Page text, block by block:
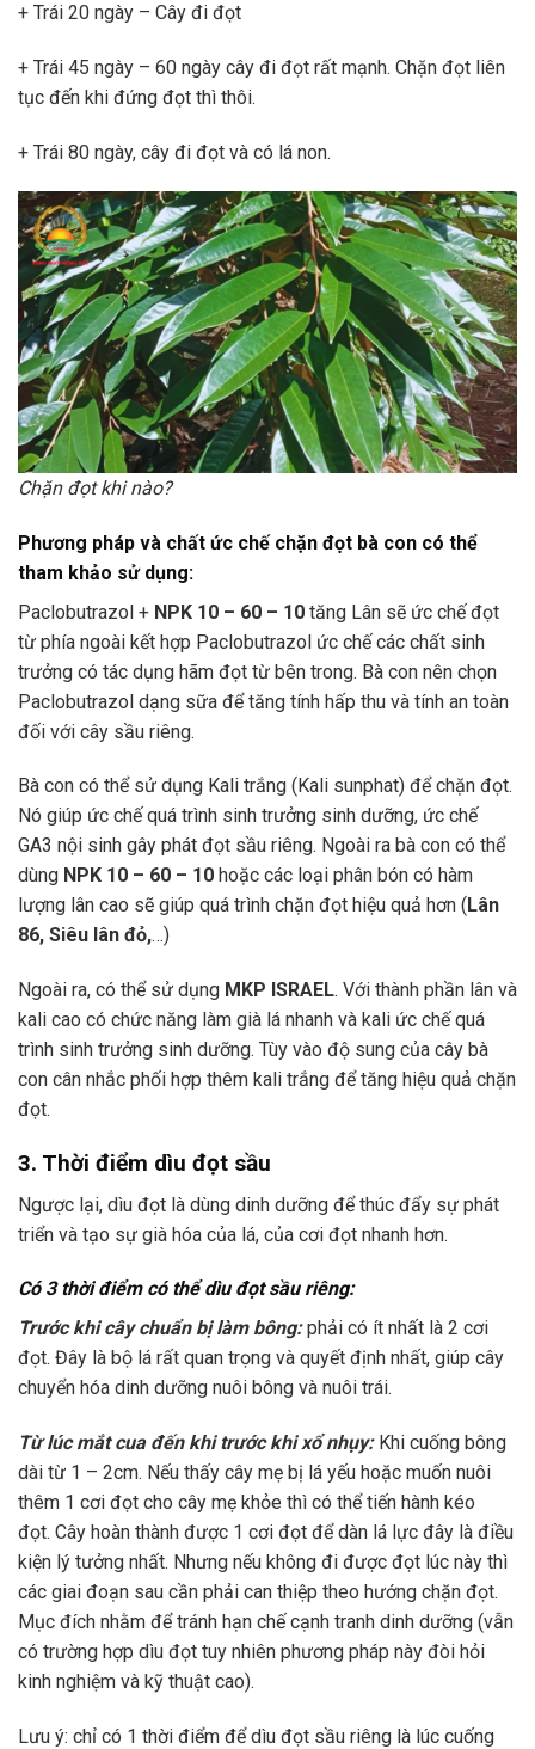
+ Trái 20 ngày – Cây đi đọt
+ Trái 45 ngày – 60 ngày cây đi đọt rất mạnh. Chặn đọt liên
tục đến khi đứng đọt thì thôi.
+ Trái 80 ngày, cây đi đọt và có lá non.
Chặn đọt khi nào?
Phương pháp và chất ức chế chặn đọt bà con có thể
tham khảo sử dụng:
Paclobutrazol + NPK 10 – 60 – 10 tăng Lân sẽ ức chế đọt
từ phía ngoài kết hợp Paclobutrazol ức chế các chất sinh
trưởng có tác dụng hãm đọt từ bên trong. Bà con nên chọn
Paclobutrazol dạng sữa để tăng tính hấp thu và tính an toàn
đối với cây sầu riêng.
Bà con có thể sử dụng Kali trắng (Kali sunphat) để chặn đọt.
Nó giúp ức chế quá trình sinh trưởng sinh dưỡng, ức chế
GA3 nội sinh gây phát đọt sầu riêng. Ngoài ra bà con có thể
dùng NPK 10 – 60 – 10 hoặc các loại phân bón có hàm
lượng lân cao sẽ giúp quá trình chặn đọt hiệu quả hơn ( Lân
86, Siêu lân đỏ,…)
Ngoài ra, có thể sử dụng MKP ISRAEL. Với thành phần lân và
kali cao có chức năng làm già lá nhanh và kali ức chế quá
trình sinh trưởng sinh dưỡng. Tùy vào độ sung của cây bà
con cân nhắc phối hợp thêm kali trắng để tăng hiệu quả chặn
đọt.
3. Thời điểm dìu đọt sầu
Ngược lại, dìu đọt là dùng dinh dưỡng để thúc đẩy sự phát
triển và tạo sự già hóa của lá, của cơi đọt nhanh hơn.
Có 3 thời điểm có thể dìu đọt sầu riêng:
Trước khi cây chuẩn bị làm bông:phải có ít nhất là 2 cơi
đọt. Đây là bộ lá rất quan trọng và quyết định nhất, giúp cây
chuyển hóa dinh dưỡng nuôi bông và nuôi trái.
Từ lúc mắt cua đến khi trước khi xổ nhụy:Khi cuống bông
dài từ 1 – 2cm. Nếu thấy cây mẹ bị lá yếu hoặc muốn nuôi
thêm 1 cơi đọt cho cây mẹ khỏe thì có thể tiến hành kéo
đọt. Cây hoàn thành được 1 cơi đọt để dàn lá lực đây là điều
kiện lý tưởng nhất. Nhưng nếu không đi được đọt lúc này thì
các giai đoạn sau cần phải can thiệp theo hướng chặn đọt.
Mục đích nhằm để tránh hạn chế cạnh tranh dinh dưỡng (vẫn
có trường hợp dìu đọt tuy nhiên phương pháp này đòi hỏi
kinh nghiệm và kỹ thuật cao).
Lưu ý: chỉ có 1 thời điểm để dìu đọt sầu riêng là lúc cuống